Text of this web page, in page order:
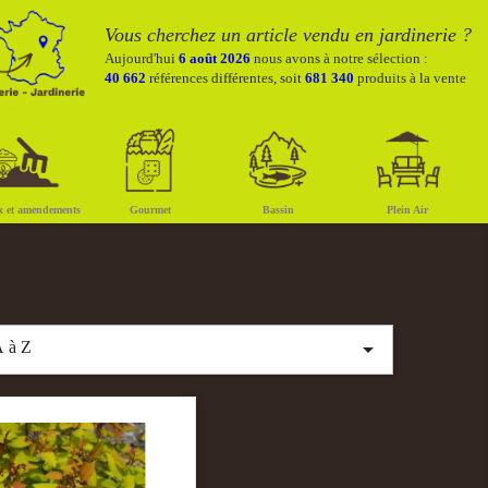
Vous cherchez un article vendu en jardinerie ?
Aujourd'hui 6 août 2026 nous avons à notre sélection :
40 662 références différentes, soit 681 340 produits à la vente
et amendements Gourmet Bassin Plein Air
à Z 